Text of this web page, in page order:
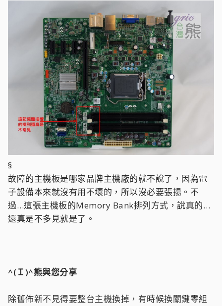
§
故障的主機板是哪家品牌主機廠的就不說了，因為電
子設備本來就沒有用不壞的，所以沒必要張揚。不
過…這張主機板的Memory Bank排列方式，說真的…
還真是不多見就是了。
^(Ｉ)^熊與您分享
除舊佈新不見得要整台主機換掉，有時候換關鍵零組